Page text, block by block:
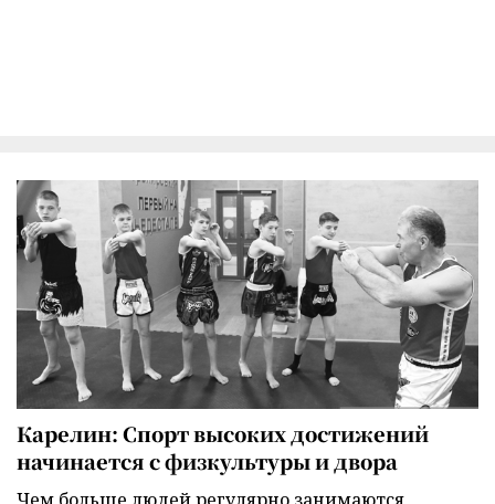
Карелин: Спорт высоких достижений
начинается с физкультуры и двора